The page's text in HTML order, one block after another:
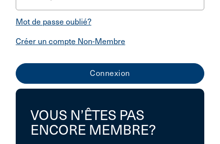
Mot de passe oublié?
Créer un compte Non-Membre
VOUS N’ÊTES PAS
ENCORE MEMBRE?